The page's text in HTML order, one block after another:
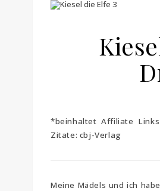
*beinhaltet Affiliate
Zitate: cbj-Verlag
Meine Mädels und ich